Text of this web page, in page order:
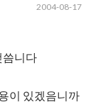
2004-08-17
씀니다
이 있겠음니까